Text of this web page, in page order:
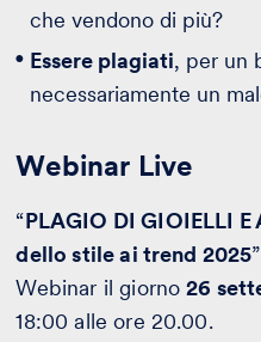
che vendono di più?
Essere plagiati, per un
necessariamente un
Webinar Live
“PLAGIO DI GIOIELLI
dello stile ai trend 2025
Webinar il giorno26
18:00 alle ore 20.00.